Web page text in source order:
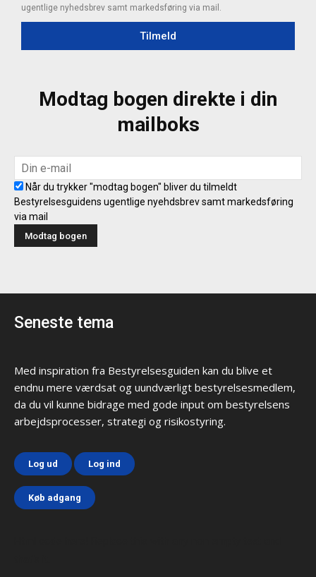
ugentlige nyhedsbrev samt markedsføring via mail.
Tilmeld
Modtag bogen direkte i din
mailboks
Når du trykker "modtag bogen" bliver du tilmeldt
Bestyrelsesguidens ugentlige nyehdsbrev samt markedsføring
via mail
Seneste tema
Med inspiration fra Bestyrelsesguiden kan du blive et
endnu mere værdsat og uundværligt bestyrelsesmedlem,
da du vil kunne bidrage med gode input om bestyrelsens
arbejdsprocesser, strategi og risikostyring.
Log ud Log ind
Køb adgang